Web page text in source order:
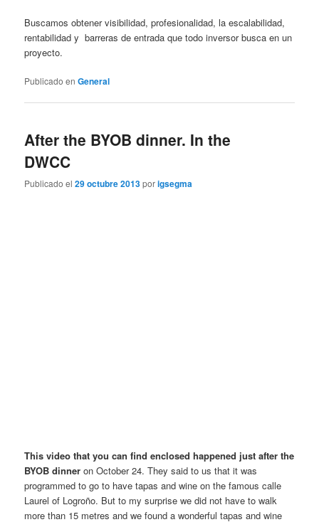
Buscamos obtener visibilidad, profesionalidad, la escalabilidad,
rentabilidad y barreras de entrada que todo inversor busca en un
proyecto.
Publicado en General
After the BYOB dinner. In the
DWCC
Publicado el29 octubre 2013porigsegma
This video that you can find enclosed happened just after the
BYOB dinner on October 24. They said to us that it was
programmed to go to have tapas and wine on the famous calle
Laurel of Logroño. But to my surprise we did not have to walk
more than 15 metres and we found a wonderful tapas and wine